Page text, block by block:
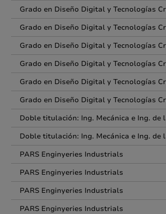
Grado en Diseño Digital y Tecnologías
Grado en Diseño Digital y Tecnologías
Grado en Diseño Digital y Tecnologías
Grado en Diseño Digital y Tecnologías
Grado en Diseño Digital y Tecnologías
Grado en Diseño Digital y Tecnologías
Doble titulación: Ing. Mecánica e Ing. de
Doble titulación: Ing. Mecánica e Ing. de
PARS Enginyeries Industrials
PARS Enginyeries Industrials
PARS Enginyeries Industrials
PARS Enginyeries Industrials